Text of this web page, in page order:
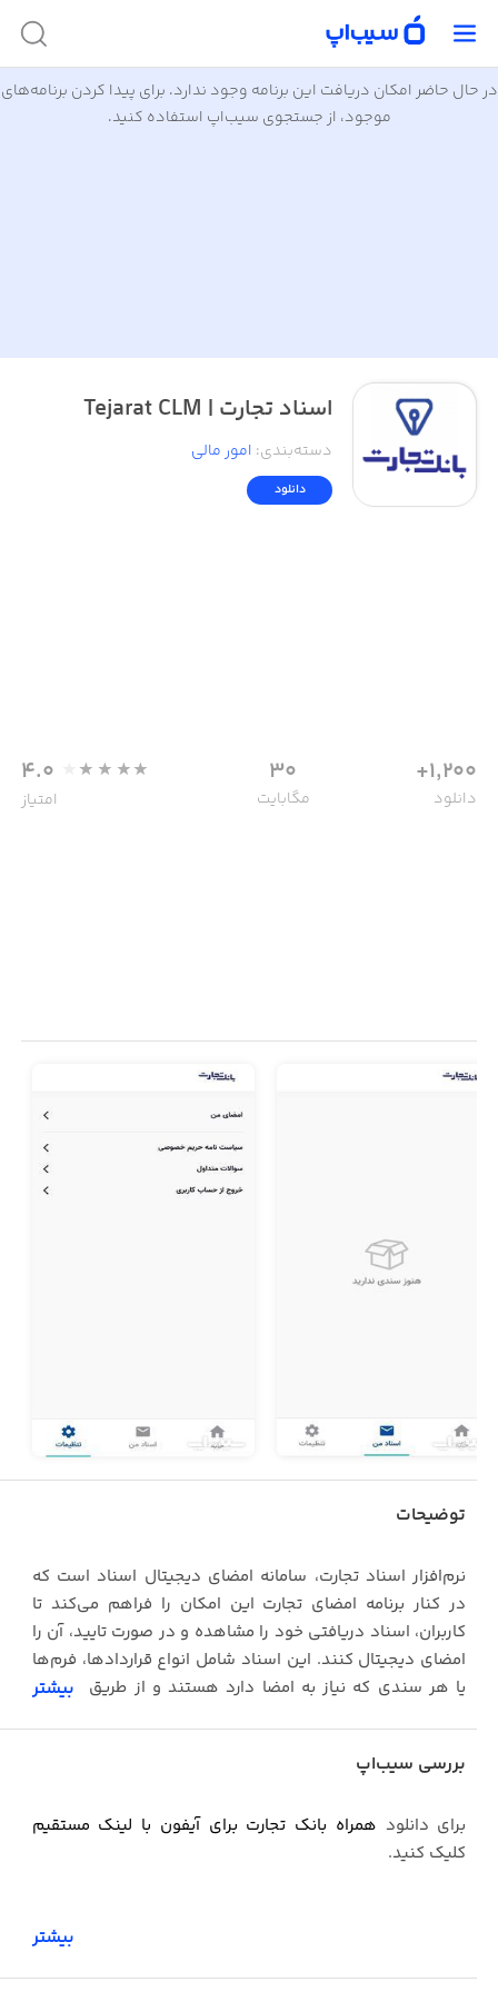
در حال حاضر امکان دریافت این برنامه وجود ندارد. برای پیدا کردن برنامه‌های
موجود، از جستجوی سیب‌اپ استفاده کنید.
اسناد تجارت | Tejarat CLM
دسته‌بندی: امور ‌مالی
دانلود
1,200+
دانلود
30
مگابایت
4.0
امتیاز
توضیحات
نرم‌افزار اسناد تجارت، سامانه امضای دیجیتال اسناد است که
در کنار برنامه امضای تجارت این امکان را فراهم می‌کند تا
کاربران، اسناد دریافتی خود را مشاهده و در صورت تایید، آن را
امضای دیجیتال کنند. این اسناد شامل انواع قراردادها، فرم‌ها
یا هر سندی که نیاز به امضا دارد هستند و از طریق این دو
محرمانگی، جامعیت داده و انکارناپذیری در تعاملات الکترونیکی
نگهداری یا به اشتراک بگذارید.
بیشتر
بررسی سیب‌اپ
برای دانلود همراه بانک تجارت برای آیفون با لینک مستقیم
کلیک کنید.
بیشتر